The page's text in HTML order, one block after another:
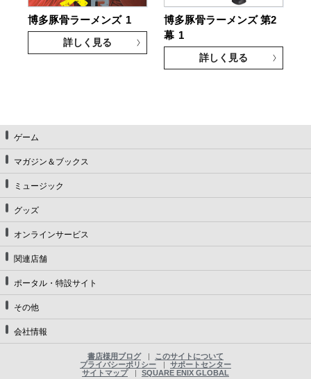
博多豚骨ラーメンズ 1
詳しく見る
博多豚骨ラーメンズ 第2
幕 1
詳しく見る
ゲーム
マガジン＆ブックス
ミュージック
グッズ
オンラインサービス
関連店舗
ポータル・特設サイト
その他
会社情報
書店様用ブログ
このサイトについて
プライバシーポリシー
サポートセンター
サイトマップ
SQUARE ENIX GLOBAL